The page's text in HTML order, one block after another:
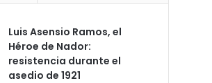
Luis Asensio Ramos, el
Héroe de Nador:
resistencia durante el
asedio de 1921